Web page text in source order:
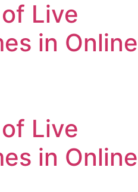
Live
in Online
Live
in Online